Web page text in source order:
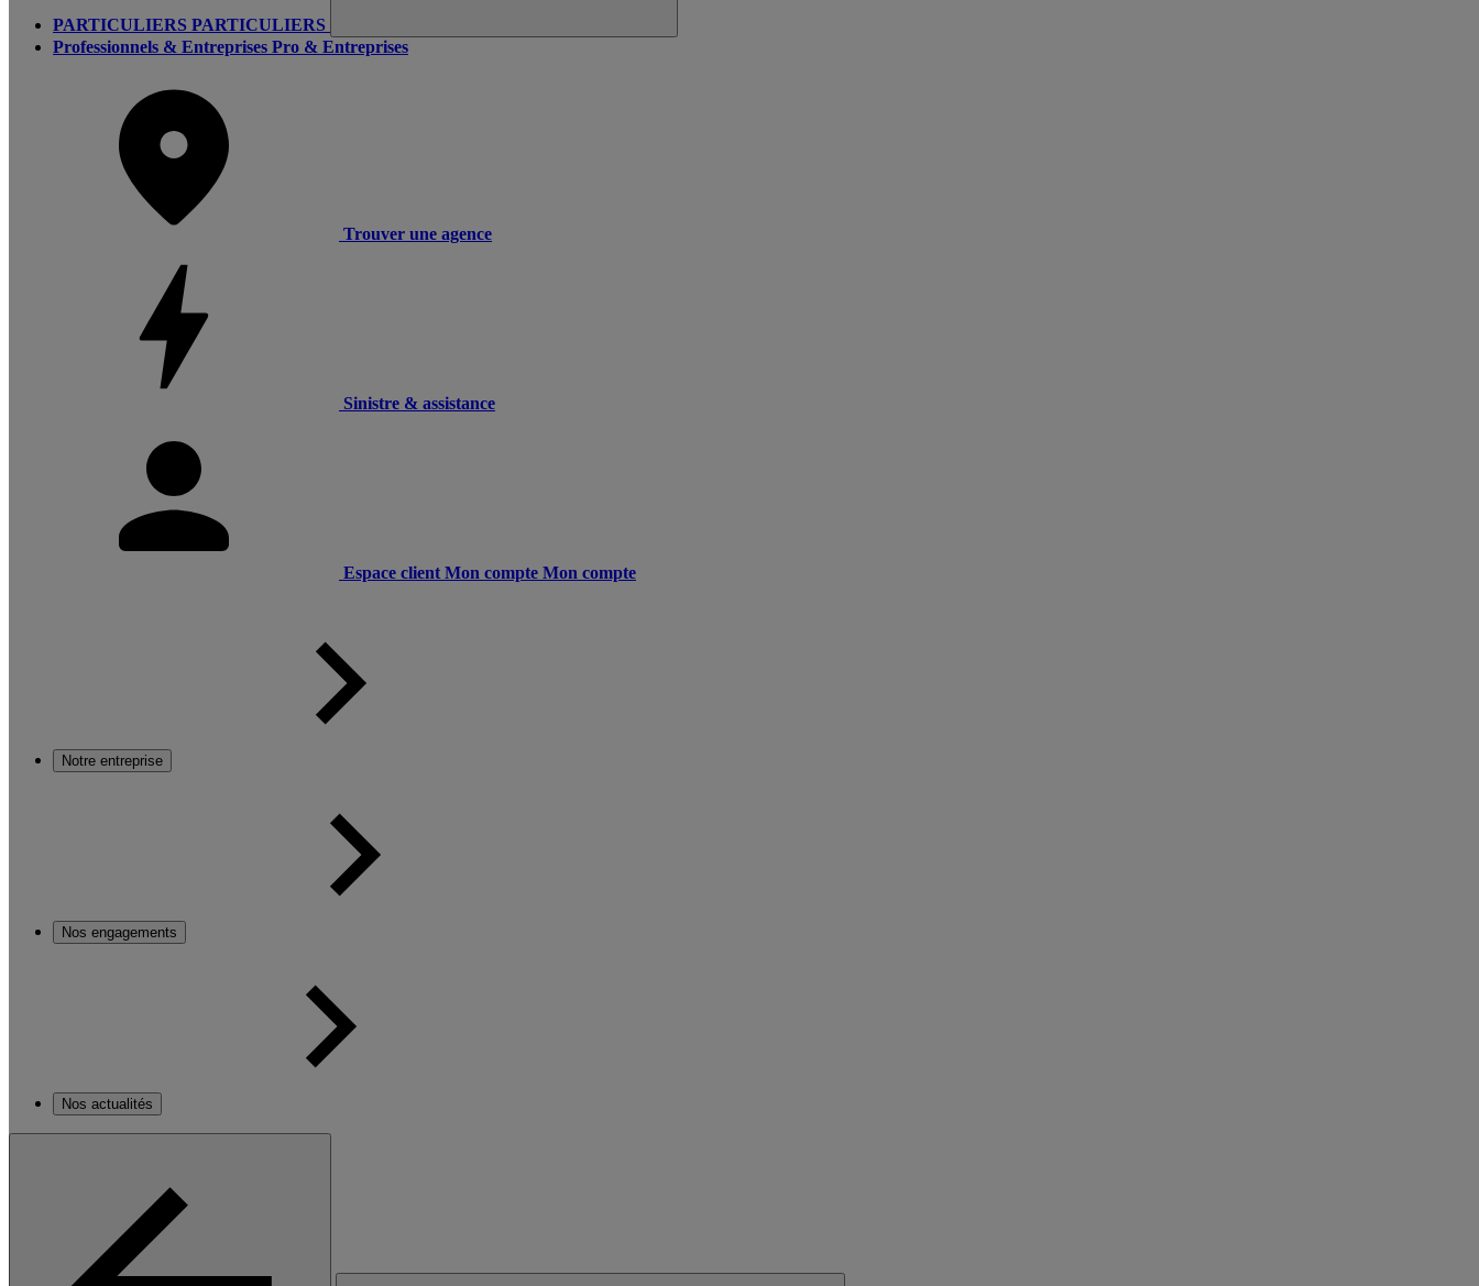
PARTICULIERS PARTICULIERS
Professionnels & Entreprises Pro & Entreprises
Trouver une agence
Sinistre & assistance
Espace client Mon compte Mon compte
Notre entreprise
Nos engagements
Nos actualités